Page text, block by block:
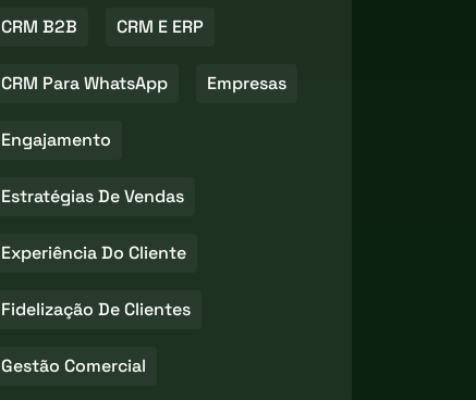
CRM B2B CRM E ERP
CRM Para WhatsApp Empresas
Engajamento
Estratégias De Vendas
Experiência Do Cliente
Fidelização De Clientes
Gestão Comercial